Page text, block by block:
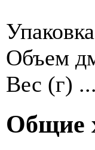
Объем
Вес (г)
Общие